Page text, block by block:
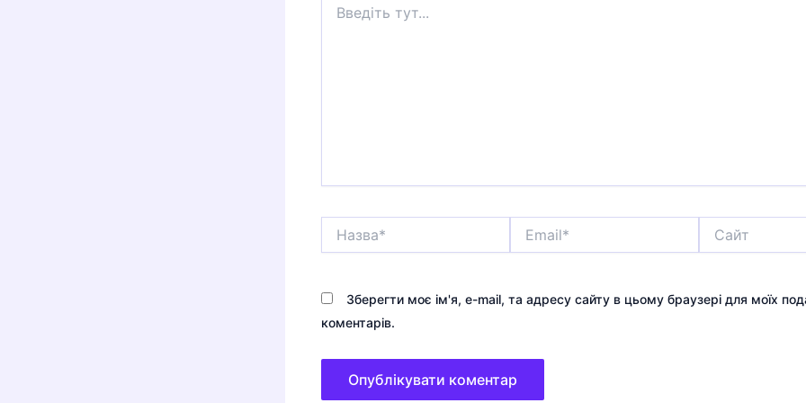
тут...
Зберегти моє ім'я, e-mail, та адресу сайту в цьому браузері для моїх
коментарів.